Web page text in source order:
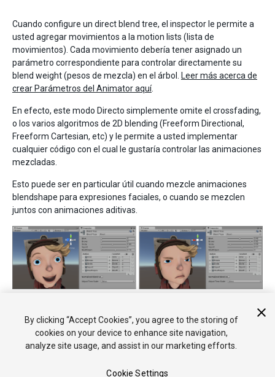
Cuando configure un direct blend tree, el inspector le permite a
usted agregar movimientos a la motion lists (lista de
movimientos). Cada movimiento debería tener asignado un
parámetro correspondiente para controlar directamente su
blend weight (pesos de mezcla) en el árbol.
Leer más acerca de
crear Parámetros del Animator aquí.
En efecto, este modo Directo simplemente omite el crossfading,
o los varios algoritmos de 2D blending (Freeform Directional,
Freeform Cartesian, etc) y le permite a usted implementar
cualquier código con el cual le gustaría controlar las animaciones
mezcladas.
Esto puede ser en particular útil cuando mezcle animaciones
blendshape para expresiones faciales, o cuando se mezclen
juntos con animaciones aditivas.
manera arbitraria.
By clicking “Accept Cookies”, you agree to the storing of
cookies on your device to enhance site navigation,
analyze site usage, and assist in our marketing efforts.
Cookie Settings